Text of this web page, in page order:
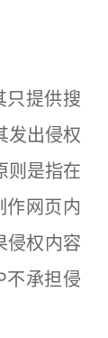
只提供搜
发出侵权
则是指在
作网页内
侵权内容
不承担侵